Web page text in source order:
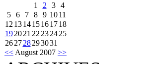
1
2 3
4
5
6 7 8 9 10 11
12 13 14 15 16 17 18
19 20 21 22 23 24 25
26 27 28 293031
<< August 2007 >>